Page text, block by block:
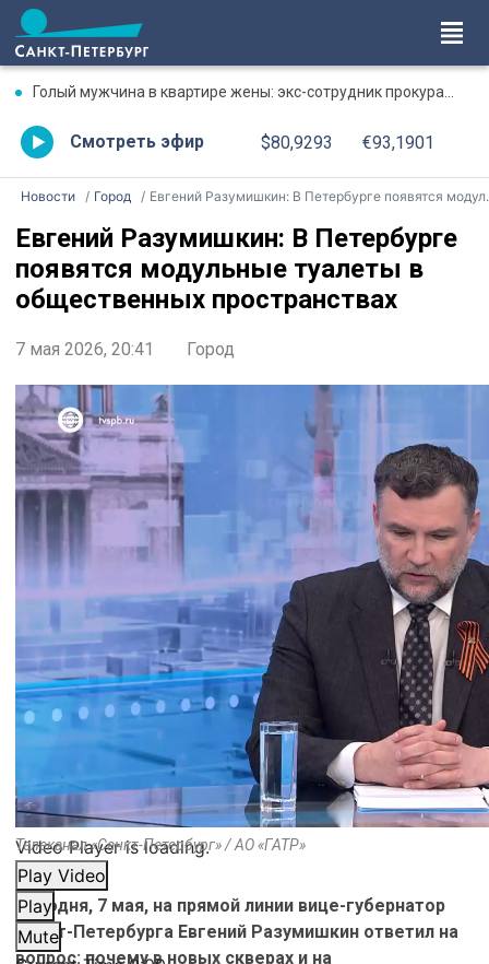
Голый мужчина в квартире жены: экс-сотрудник прокуратуры рассказал, почему совершил убийство
Смотреть эфир $80,9293 €93,1901
Новости Город Евгений Разумишкин: В Петербурге появятся модульные туалеты в общественных пространствах
Евгений Разумишкин: В Петербурге
появятся модульные туалеты в
общественных пространствах
7 мая 2026, 20:41 Город
Video Player is loading.
Play Video
Play
Mute
Телеканал «Санкт-Петербург» / АО «ГАТР»
Сегодня, 7 мая, на прямой линии вице-губернатор
Санкт-Петербурга Евгений Разумишкин ответил на
вопрос: почему в новых скверах и на